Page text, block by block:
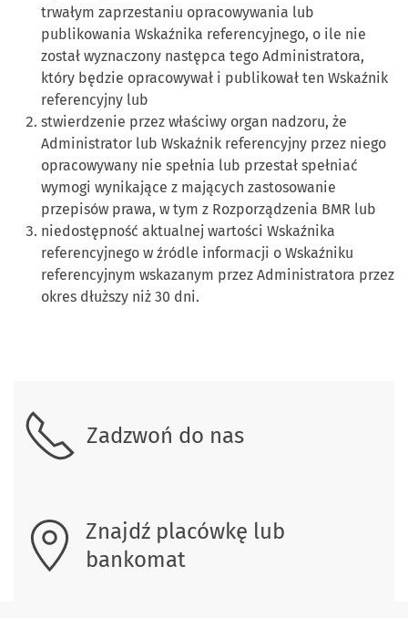
trwałym zaprzestaniu opracowywania lub
publikowania Wskaźnika referencyjnego, o ile nie
został wyznaczony następca tego Administratora,
który będzie opracowywał i publikował ten Wskaźnik
referencyjny lub
stwierdzenie przez właściwy organ nadzoru, że
Administrator lub Wskaźnik referencyjny przez niego
opracowywany nie spełnia lub przestał spełniać
wymogi wynikające z mających zastosowanie
przepisów prawa, w tym z Rozporządzenia BMR lub
niedostępność aktualnej wartości Wskaźnika
referencyjnego w źródle informacji o Wskaźniku
referencyjnym wskazanym przez Administratora przez
okres dłuższy niż 30 dni.
Zadzwoń do nas
Znajdź placówkę lub
bankomat